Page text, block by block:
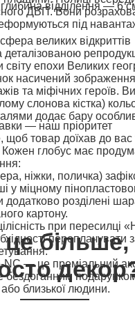
ДВП. Вони
під
відділення — 6
великих відкриттів
світу епохи Великих
насичений
та міфічних героїв.
слонова кістка)
додає бару
— наш пріоритет
щоб товар доїхав до вас
Кожен глобус має
ніжки, поличка)
у міцному
розділені
картону.
при пересилці
переплачувати
NC — це преміальний
бездоганним
близької людини.
більше,